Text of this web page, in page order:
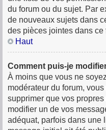
du forum ou du sujet. Par
de nouveaux sujets dans
des pièces jointes dans ce
Haut
Comment puis-je
À moins que vous ne
modérateur du forum,
supprimer que vos
modifier un de vos
adéquat, parfois dans une